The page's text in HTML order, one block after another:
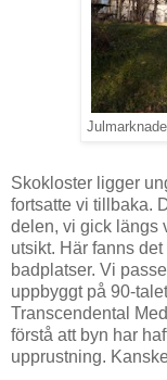
Skokloster ligger
fortsatte vi tillbaka.
delen, vi gick längs
utsikt. Här fanns
badplatser. Vi
uppbyggt på 90-
Transcendental
förstå att byn har
upprustning.